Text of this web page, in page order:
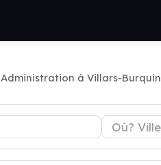
Administration à Villars-Burquin